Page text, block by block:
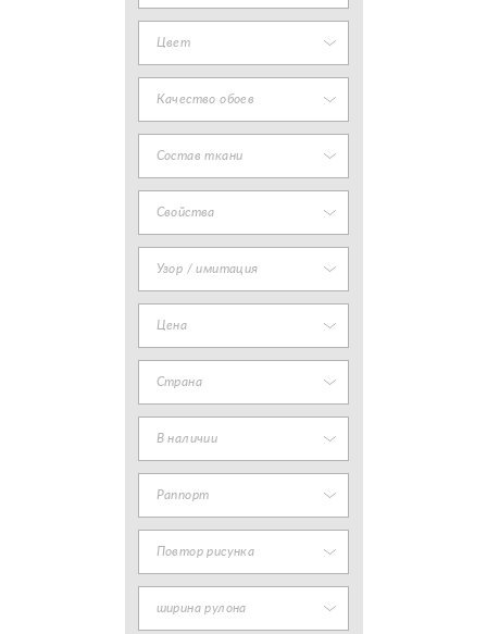
Цвет
Качество обоев
Состав ткани
Свойства
Узор / имитация
Цена
Страна
В наличии
Раппорт
Повтор рисунка
ширина рулона